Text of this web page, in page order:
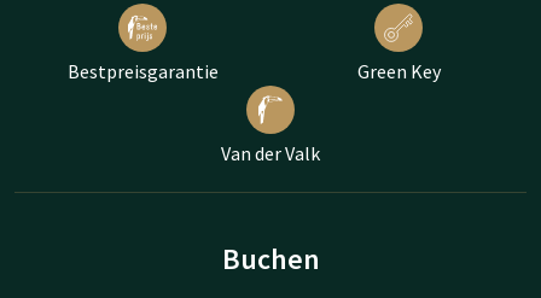
Bestpreisgarantie Green Key
Van der Valk
Buchen